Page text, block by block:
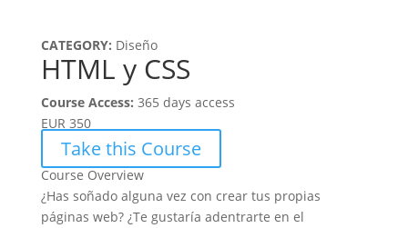
CATEGORY: Diseño
HTML y CSS
Course Access: 365 days access
EUR 350
Take this Course
Course Overview
¿Has soñado alguna vez con crear tus propias
páginas web? ¿Te gustaría adentrarte en el